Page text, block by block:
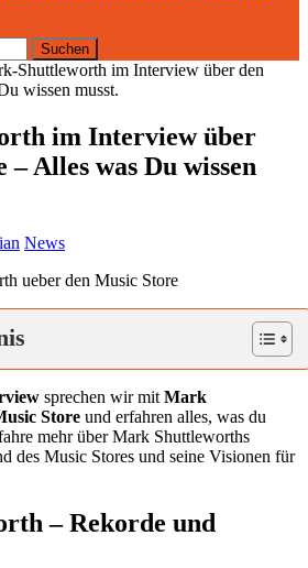
Shuttleworth im Interview über den
wissen musst.
im Interview über
– Alles was Du wissen
News
sprechen wir mit Mark
Store und erfahren alles, was du
mehr über Mark Shuttleworths
des Music Stores und seine Visionen für
– Rekorde und